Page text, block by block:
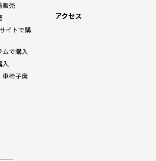
販売
イトで購
ムで購入
入
車椅子席
アクセス